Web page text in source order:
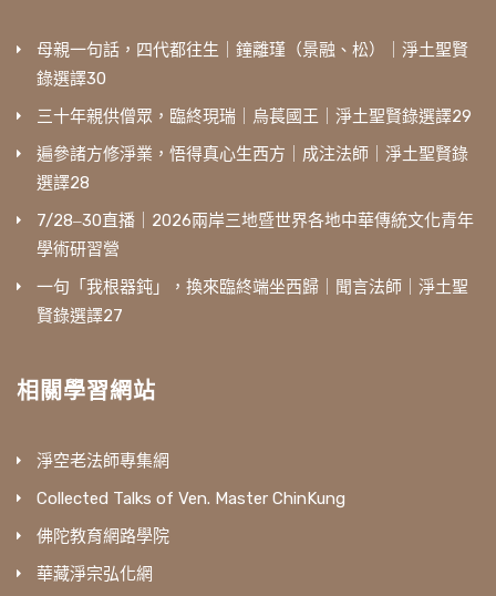
母親一句話，四代都往生｜鐘離瑾（景融、松）｜淨土聖賢
錄選譯30
三十年親供僧眾，臨終現瑞｜烏萇國王｜淨土聖賢錄選譯29
遍參諸方修淨業，悟得真心生西方｜成注法師｜淨土聖賢錄
選譯28
7/28‒30直播｜2026兩岸三地暨世界各地中華傳統文化青年
學術研習營
一句「我根器鈍」，換來臨終端坐西歸｜聞言法師｜淨土聖
賢錄選譯27
相關學習網站
淨空老法師專集網
Collected Talks of Ven. Master ChinKung
佛陀教育網路學院
華藏淨宗弘化網